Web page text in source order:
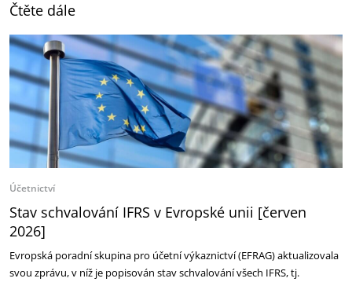
Čtěte dále
Účetnictví
Stav schvalování IFRS v Evropské unii [červen
2026]
Evropská poradní skupina pro účetní výkaznictví (EFRAG) aktualizovala
svou zprávu, v níž je popisován stav schvalování všech IFRS, tj.